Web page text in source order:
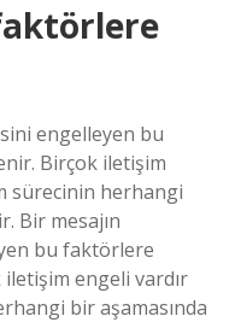
engelleyen bu
Birçok iletişim
sürecinin herhangi
Bir mesajın
bu faktörlere
engeli vardır
bir aşamasında